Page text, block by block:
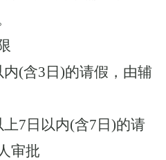
内(含3 日 )的请假，由辅
上7 日以内(含7 日 )的请
审批